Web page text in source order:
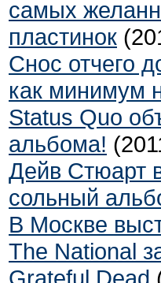
самых
пластинок
Снос отчего
как минимум
Status Quo
альбома!
Дейв Стюарт
сольный
В Москве
The National